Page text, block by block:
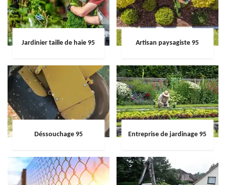
Jardinier taille de haie 95 Artisan paysagiste 95
Déssouchage 95 Entreprise de jardinage 95